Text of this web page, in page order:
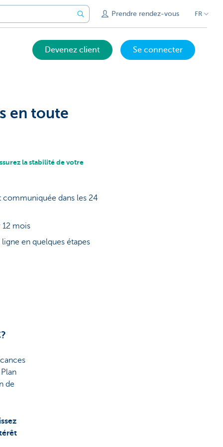
Prendre rendez-vous FR
Devenez client Se connecter
en toute
la stabilité de votre
dans les 24
12 mois
en quelques étapes
de